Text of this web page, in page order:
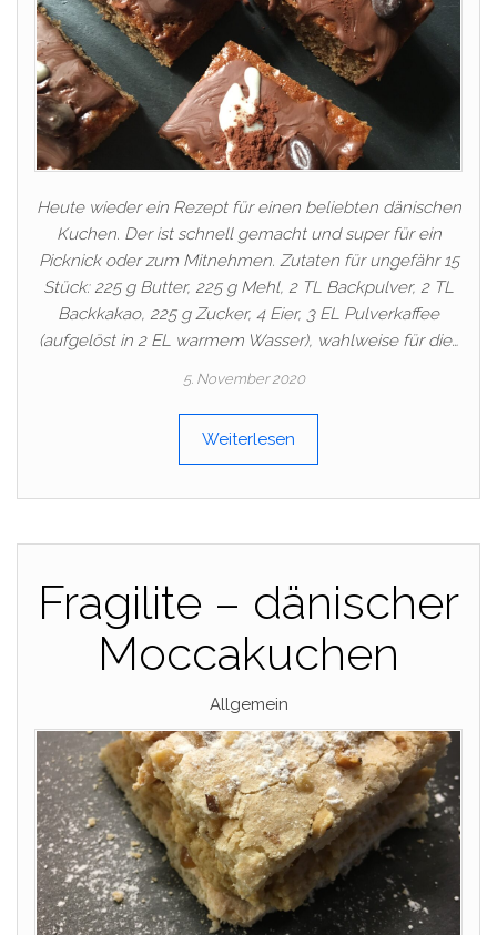
Heute wieder ein Rezept für einen beliebten dänischen
Kuchen. Der ist schnell gemacht und super für ein
Picknick oder zum Mitnehmen. Zutaten für ungefähr 15
Stück: 225 g Butter, 225 g Mehl, 2 TL Backpulver, 2 TL
Backkakao, 225 g Zucker, 4 Eier, 3 EL Pulverkaffee
(aufgelöst in 2 EL warmem Wasser), wahlweise für die…
5. November 2020
Weiterlesen
Fragilite – dänischer
Moccakuchen
Allgemein